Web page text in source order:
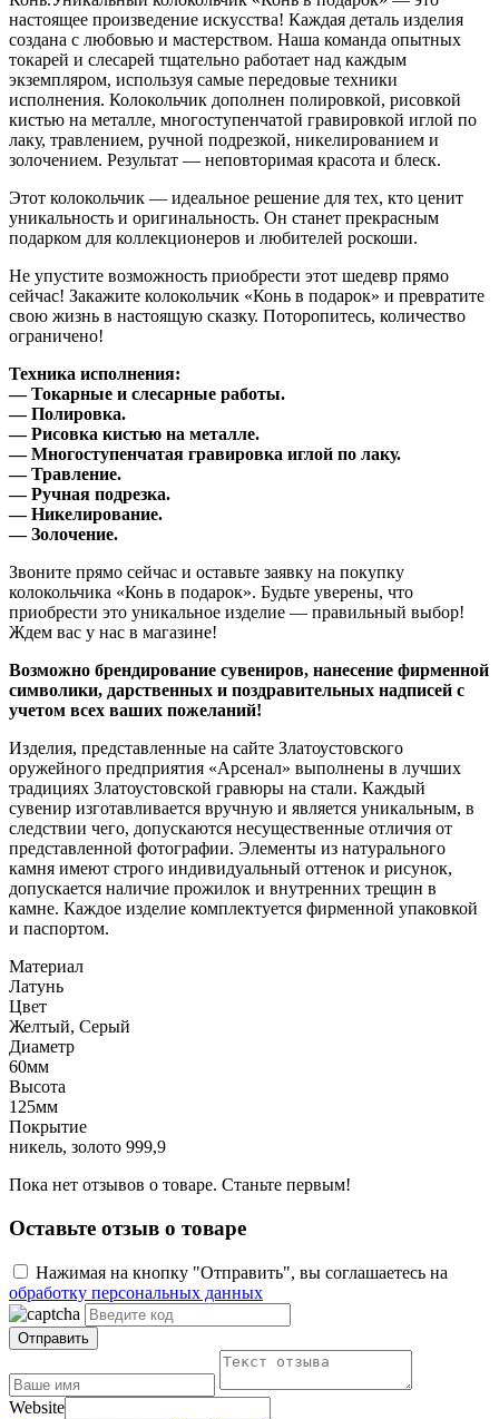
настоящее произведение искусства! Каждая деталь изделия
создана с любовью и мастерством. Наша команда опытных
токарей и слесарей тщательно работает над каждым
экземпляром, используя самые передовые техники
исполнения. Колокольчик дополнен полировкой, рисовкой
кистью на металле, многоступенчатой гравировкой иглой по
лаку, травлением, ручной подрезкой, никелированием и
золочением. Результат — неповторимая красота и блеск.
Этот колокольчик — идеальное решение для тех, кто ценит
уникальность и оригинальность. Он станет прекрасным
подарком для коллекционеров и любителей роскоши.
Не упустите возможность приобрести этот шедевр прямо
сейчас! Закажите колокольчик «Конь в подарок» и превратите
свою жизнь в настоящую сказку. Поторопитесь, количество
ограничено!
Техника исполнения:
— Токарные и слесарные работы.
— Полировка.
— Рисовка кистью на металле.
— Многоступенчатая гравировка иглой по лаку.
— Травление.
— Ручная подрезка.
— Никелирование.
— Золочение.
Звоните прямо сейчас и оставьте заявку на покупку
колокольчика «Конь в подарок». Будьте уверены, что
приобрести это уникальное изделие — правильный выбор!
Ждем вас у нас в магазине!
Возможно брендирование сувениров, нанесение фирменной
символики, дарственных и поздравительных надписей с
учетом всех ваших пожеланий!
Изделия, представленные на сайте Златоустовского
оружейного предприятия «Арсенал» выполнены в лучших
традициях Златоустовской гравюры на стали. Каждый
сувенир изготавливается вручную и является уникальным, в
следствии чего, допускаются несущественные отличия от
представленной фотографии. Элементы из натурального
камня имеют строго индивидуальный оттенок и рисунок,
допускается наличие прожилок и внутренних трещин в
камне. Каждое изделие комплектуется фирменной упаковкой
и паспортом.
Материал
Латунь
Цвет
Желтый, Серый
Диаметр
60мм
Высота
125мм
Покрытие
никель, золото 999,9
Пока нет отзывов о товаре. Станьте первым!
Оставьте отзыв о товаре
Нажимая на кнопку "Отправить", вы соглашаетесь на
обработку персональных данных
Отправить
Website